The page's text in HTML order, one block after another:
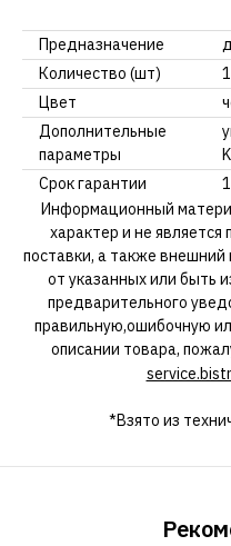
Предназначение
Количество (шт)
1
Цвет
Дополнительные
параметры
Срок гарантии
Информационный
характер и не
поставки, а также внешний
от указанных или быть
предварительного
правильную,ошибочную
описании товара,
*Взято из